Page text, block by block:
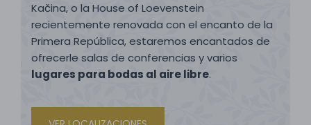
Kačina, o la House of Loevenstein
recientemente renovada con el encanto de la
Primera República, estaremos encantados de
ofrecerle salas de conferencias y varios
lugares para bodas al aire libre.